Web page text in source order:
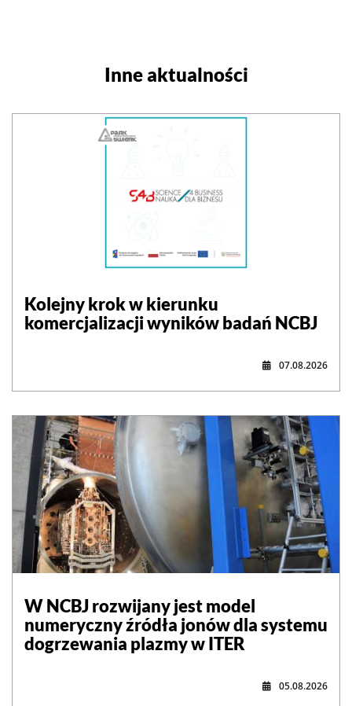
Inne aktualności
Kolejny krok w kierunku
komercjalizacji wyników badań NCBJ
07.08.2026
W NCBJ rozwijany jest model
numeryczny źródła jonów dla systemu
dogrzewania plazmy w ITER
05.08.2026